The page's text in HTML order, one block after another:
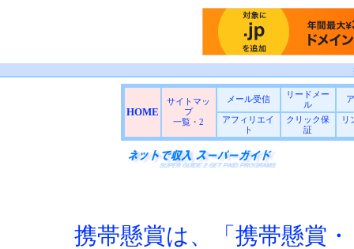
HOME
サイトマッ
プ
一覧 ・ 2
メール受信
リードメー
ル
アフィリエイ
ト
クリック保
証
リ
携帯懸賞は、「携帯懸賞